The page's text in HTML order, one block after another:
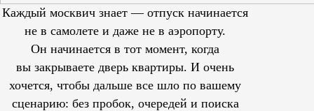
Каждый москвич знает — отпуск начинается
не в самолете и даже не в аэропорту.
Он начинается в тот момент, когда
вы закрываете дверь квартиры. И очень
хочется, чтобы дальше все шло по вашему
сценарию: без пробок, очередей и поиска